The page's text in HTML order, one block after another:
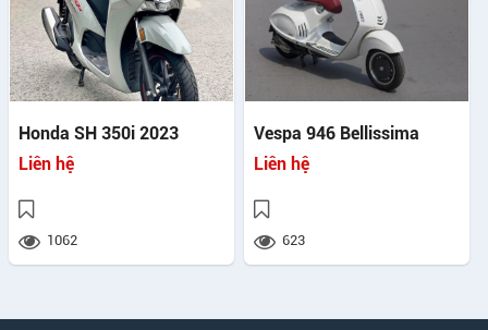
Honda SH 350i 2023
Liên hệ
1062
Vespa 946 Bellissima
Liên hệ
623